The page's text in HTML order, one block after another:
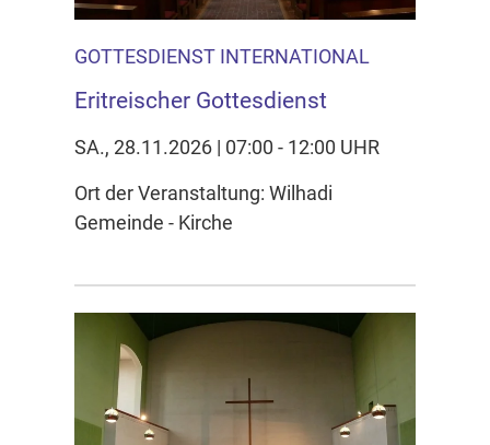
GOTTESDIENST INTERNATIONAL
Eritreischer Gottesdienst
SA., 28.11.2026 | 07:00 - 12:00 UHR
Ort der Veranstaltung: Wilhadi
Gemeinde - Kirche